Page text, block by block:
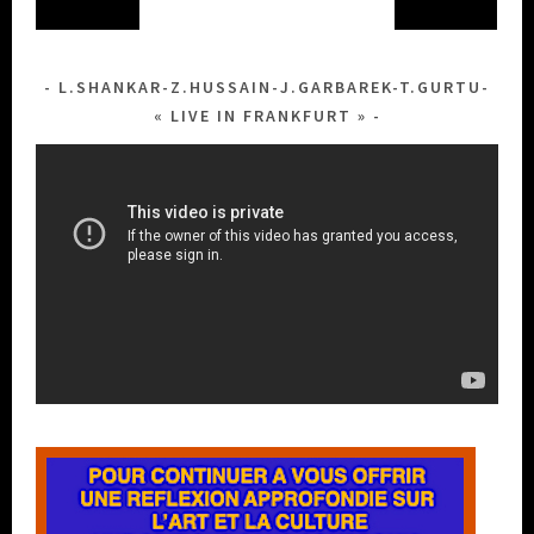
L.SHANKAR-Z.HUSSAIN-J.GARBAREK-T.GURTU-
« LIVE IN FRANKFURT »